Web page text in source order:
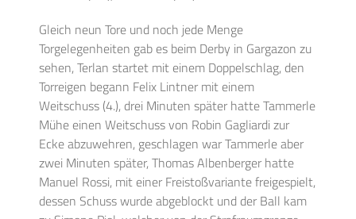
Gleich neun Tore und noch jede Menge
Torgelegenheiten gab es beim Derby in Gargazon zu
sehen, Terlan startet mit einem Doppelschlag, den
Torreigen begann Felix Lintner mit einem
Weitschuss (4.), drei Minuten später hatte Tammerle
Mühe einen Weitschuss von Robin Gagliardi zur
Ecke abzuwehren, geschlagen war Tammerle aber
zwei Minuten später, Thomas Albenberger hatte
Manuel Rossi, mit einer Freistoßvariante freigespielt,
dessen Schuss wurde abgeblockt und der Ball kam